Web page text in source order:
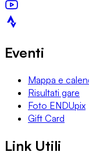
Eventi
Mappa e
Risultati gare
Foto ENDUpix
Gift Card
Link Utili